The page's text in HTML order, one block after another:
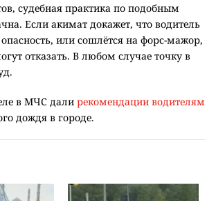
судебная практика по подобным
Если акимат докажет, что водитель
или сошлётся на форс-мажор,
отказать. В любом случае точку в
в МЧС дали рекомендации водителям
дождя в городе.